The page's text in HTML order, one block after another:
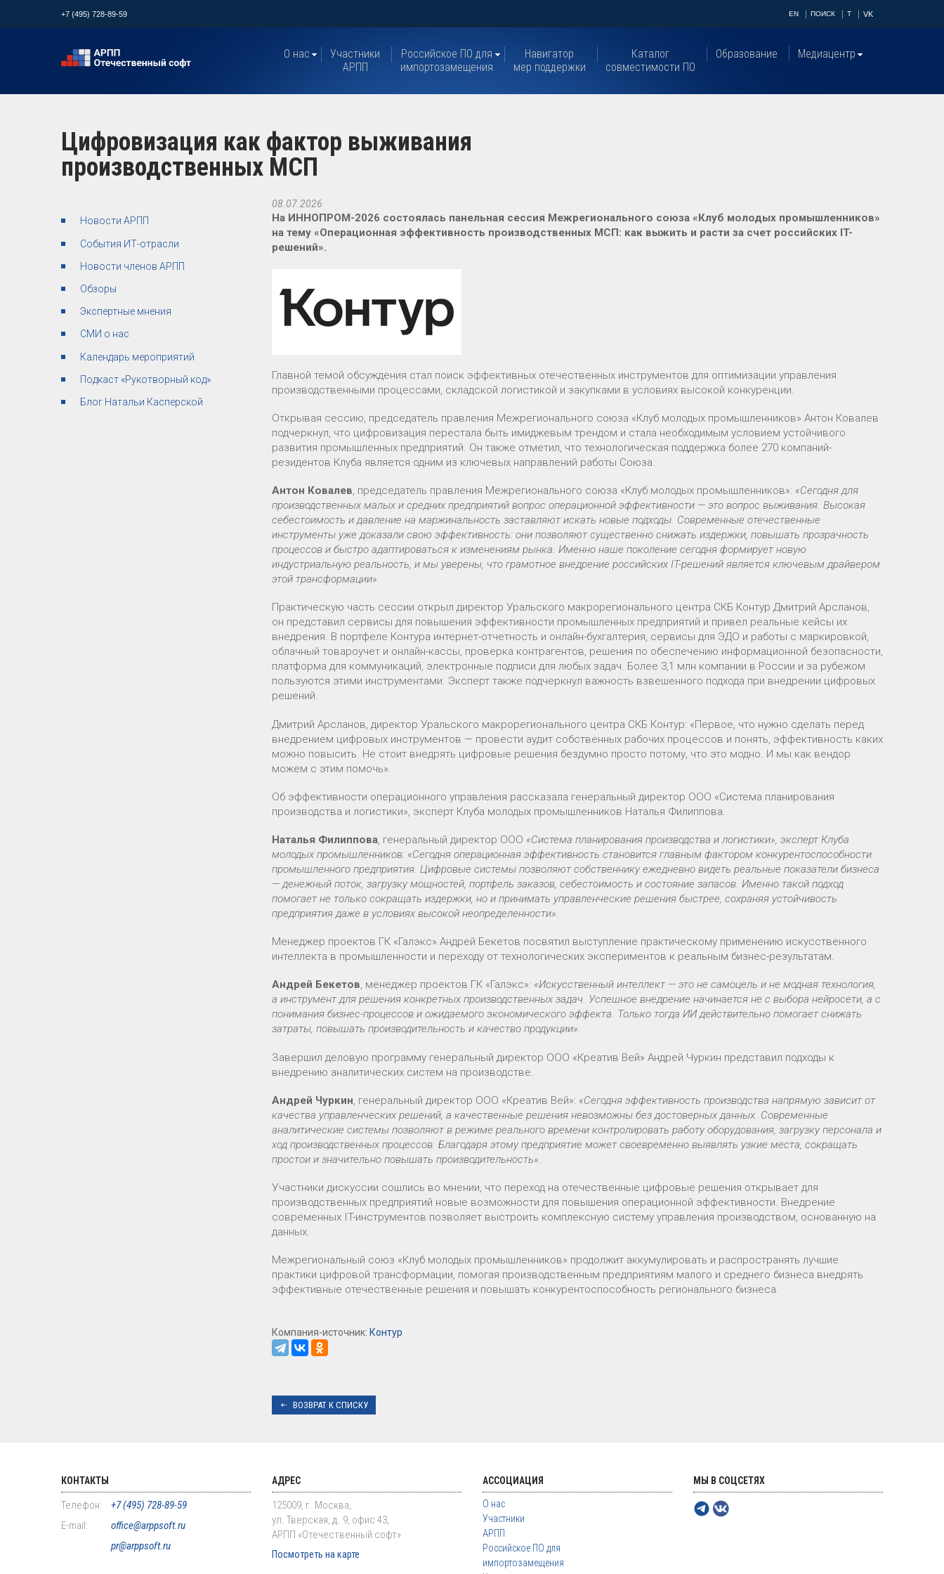
+7 (495) 728-89-59 EN ПОИСК T VK
О нас
Участники
АРПП
Российское ПО для
импортозамещения
Навигатор
мер поддержки
Каталог
совместимости ПО
Образование Медиацентр
Цифровизация как фактор выживания
производственных МСП
Новости АРПП
События ИТ-отрасли
Новости членов АРПП
Обзоры
Экспертные мнения
СМИ о нас
Календарь мероприятий
Подкаст «Рукотворный код»
Блог Натальи Касперской
08.07.2026
На ИННОПРОМ-2026 состоялась панельная сессия Межрегионального союза «Клуб молодых промышленников»
на тему «Операционная эффективность производственных МСП: как выжить и расти за счет российских IT-
решений».
Главной темой обсуждения стал поиск эффективных отечественных инструментов для оптимизации управления
производственными процессами, складской логистикой и закупками в условиях высокой конкуренции.
Открывая сессию, председатель правления Межрегионального союза «Клуб молодых промышленников» Антон Ковалев
подчеркнул, что цифровизация перестала быть имиджевым трендом и стала необходимым условием устойчивого
развития промышленных предприятий. Он также отметил, что технологическая поддержка более 270 компаний-
резидентов Клуба является одним из ключевых направлений работы Союза.
Антон Ковалев, председатель правления Межрегионального союза «Клуб молодых промышленников»: «Сегодня для
производственных малых и средних предприятий вопрос операционной эффективности — это вопрос выживания. Высокая
себестоимость и давление на маржинальность заставляют искать новые подходы. Современные отечественные
инструменты уже доказали свою эффективность: они позволяют существенно снижать издержки, повышать прозрачность
процессов и быстро адаптироваться к изменениям рынка. Именно наше поколение сегодня формирует новую
индустриальную реальность, и мы уверены, что грамотное внедрение российских IT-решений является ключевым драйвером
этой трансформации».
Практическую часть сессии открыл директор Уральского макрорегионального центра СКБ Контур Дмитрий Арсланов,
он представил сервисы для повышения эффективности промышленных предприятий и привел реальные кейсы их
внедрения. В портфеле Контура интернет-отчетность и онлайн-бухгалтерия, сервисы для ЭДО и работы с маркировкой,
облачный товароучет и онлайн-кассы, проверка контрагентов, решения по обеспечению информационной безопасности,
платформа для коммуникаций, электронные подписи для любых задач. Более 3,1 млн компании в России и за рубежом
пользуются этими инструментами. Эксперт также подчеркнул важность взвешенного подхода при внедрении цифровых
решений.
Дмитрий Арсланов, директор Уральского макрорегионального центра СКБ Контур: «Первое, что нужно сделать перед
внедрением цифровых инструментов — провести аудит собственных рабочих процессов и понять, эффективность каких
можно повысить. Не стоит внедрять цифровые решения бездумно просто потому, что это модно. И мы как вендор
можем с этим помочь».
Об эффективности операционного управления рассказала генеральный директор ООО «Система планирования
производства и логистики», эксперт Клуба молодых промышленников Наталья Филиппова.
Наталья Филиппова, генеральный директор ООО «Система планирования производства и логистики», эксперт Клуба
молодых промышленников: «Сегодня операционная эффективность становится главным фактором конкурентоспособности
промышленного предприятия. Цифровые системы позволяют собственнику ежедневно видеть реальные показатели бизнеса
— денежный поток, загрузку мощностей, портфель заказов, себестоимость и состояние запасов. Именно такой подход
помогает не только сокращать издержки, но и принимать управленческие решения быстрее, сохраняя устойчивость
предприятия даже в условиях высокой неопределенности».
Менеджер проектов ГК «Галэкс» Андрей Бекетов посвятил выступление практическому применению искусственного
интеллекта в промышленности и переходу от технологических экспериментов к реальным бизнес-результатам.
Андрей Бекетов, менеджер проектов ГК «Галэкс»: «Искусственный интеллект — это не самоцель и не модная технология,
а инструмент для решения конкретных производственных задач. Успешное внедрение начинается не с выбора нейросети, а с
понимания бизнес-процессов и ожидаемого экономического эффекта. Только тогда ИИ действительно помогает снижать
затраты, повышать производительность и качество продукции».
Завершил деловую программу генеральный директор ООО «Креатив Вей» Андрей Чуркин представил подходы к
внедрению аналитических систем на производстве.
Андрей Чуркин, генеральный директор ООО «Креатив Вей»: «Сегодня эффективность производства напрямую зависит от
качества управленческих решений, а качественные решения невозможны без достоверных данных. Современные
аналитические системы позволяют в режиме реального времени контролировать работу оборудования, загрузку персонала и
ход производственных процессов. Благодаря этому предприятие может своевременно выявлять узкие места, сокращать
простои и значительно повышать производительность».
Участники дискуссии сошлись во мнении, что переход на отечественные цифровые решения открывает для
производственных предприятий новые возможности для повышения операционной эффективности. Внедрение
современных IT-инструментов позволяет выстроить комплексную систему управления производством, основанную на
данных.
Межрегиональный союз «Клуб молодых промышленников» продолжит аккумулировать и распространять лучшие
практики цифровой трансформации, помогая производственным предприятиям малого и среднего бизнеса внедрять
эффективные отечественные решения и повышать конкурентоспособность регионального бизнеса.
Компания-источник: Контур
ВОЗВРАТ К СПИСКУ
КОНТАКТЫ
Телефон:
+7 (495) 728-89-59
E-mail:
office@arppsoft.ru
pr@arppsoft.ru
АДРЕС
125009, г. Москва,
ул. Тверская, д. 9, офис 43,
АРПП «Отечественный софт»
Посмотреть на карте
АССОЦИАЦИЯ
О нас
Участники
АРПП
Российское ПО для
импортозамещения
МЫ В СОЦСЕТЯХ